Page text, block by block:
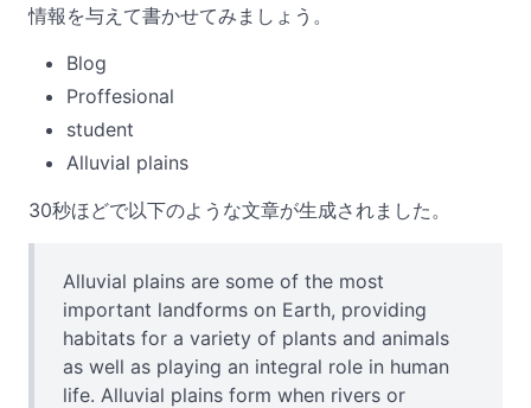
情報を与えて書かせてみましょう。
Blog
Proffesional
student
Alluvial plains
30秒ほどで以下のような文章が生成されました。
Alluvial plains are some of the most
important landforms on Earth, providing
habitats for a variety of plants and animals
as well as playing an integral role in human
life. Alluvial plains form when rivers or